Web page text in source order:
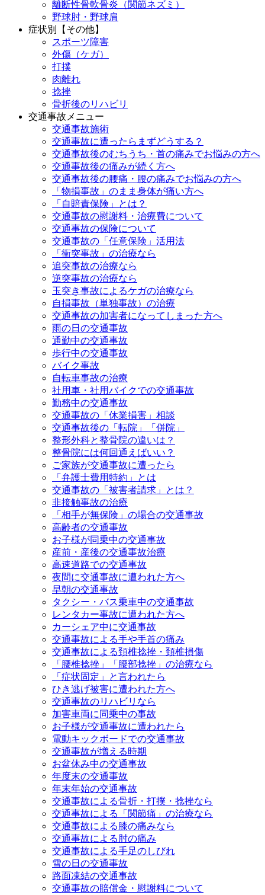
離断性骨軟骨炎（関節ネズミ）
野球肘・野球肩
症状別【その他】
スポーツ障害
外傷（ケガ）
打撲
肉離れ
捻挫
骨折後のリハビリ
交通事故メニュー
交通事故施術
交通事故に遭ったらまずどうする？
交通事故後のむちうち・首の痛みでお悩みの方へ
交通事故後の痛みが続く方へ
交通事故後の腰痛・腰の痛みでお悩みの方へ
「物損事故」のまま身体が痛い方へ
「自賠責保険」とは？
交通事故の慰謝料・治療費について
交通事故の保険について
交通事故の「任意保険」活用法
「衝突事故」の治療なら
追突事故の治療なら
逆突事故の治療なら
玉突き事故によるケガの治療なら
自損事故（単独事故）の治療
交通事故の加害者になってしまった方へ
雨の日の交通事故
通勤中の交通事故
歩行中の交通事故
バイク事故
自転車事故の治療
社用車・社用バイクでの交通事故
勤務中の交通事故
交通事故の「休業損害」相談
交通事故後の「転院」「併院」
整形外科と整骨院の違いは？
整骨院には何回通えばいい？
ご家族が交通事故に遭ったら
「弁護士費用特約」とは
交通事故の「被害者請求」とは？
非接触事故の治療
「相手が無保険」の場合の交通事故
高齢者の交通事故
お子様が同乗中の交通事故
産前・産後の交通事故治療
高速道路での交通事故
夜間に交通事故に遭われた方へ
早朝の交通事故
タクシー・バス乗車中の交通事故
レンタカー事故に遭われた方へ
カーシェア中に交通事故
交通事故による手や手首の痛み
交通事故による頚椎捻挫・頚椎損傷
「腰椎捻挫」「腰部捻挫」の治療なら
「症状固定」と言われたら
ひき逃げ被害に遭われた方へ
交通事故のリハビリなら
加害車両に同乗中の事故
お子様が交通事故に遭われたら
電動キックボードでの交通事故
交通事故が増える時期
お盆休み中の交通事故
年度末の交通事故
年末年始の交通事故
交通事故による骨折・打撲・捻挫なら
交通事故による「関節痛」の治療なら
交通事故による膝の痛みなら
交通事故による肘の痛み
交通事故による手足のしびれ
雪の日の交通事故
路面凍結の交通事故
交通事故の賠償金・慰謝料について